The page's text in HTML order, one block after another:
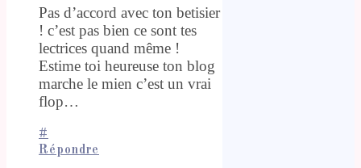
Pas d’accord avec ton betisier
! c’est pas bien ce sont tes
lectrices quand même !
Estime toi heureuse ton blog
marche le mien c’est un vrai
flop…
#
Répondre